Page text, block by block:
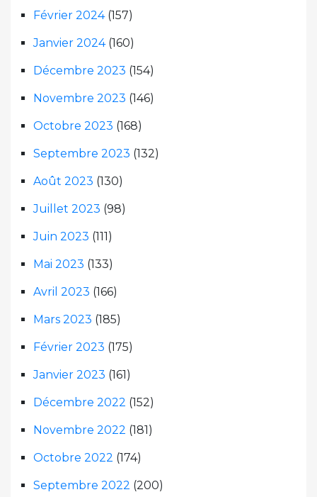
Février 2024(157)
Janvier 2024(160)
Décembre 2023 (154)
Novembre 2023 (146)
Octobre 2023 (168)
Septembre 2023 (132)
Août 2023 (130)
Juillet 2023 (98)
Juin 2023 (111)
Mai 2023 (133)
Avril 2023 (166)
Mars 2023 (185)
Février 2023 (175)
Janvier 2023 (161)
Décembre 2022 (152)
Novembre 2022 (181)
Octobre 2022 (174)
Septembre 2022 (200)